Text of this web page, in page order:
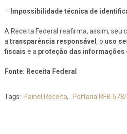
– Impossibilidade técnica de
A Receita Federal reafirma, assim, seu
a transparência responsável , o uso
fiscais e a proteção das informações
Fonte: Receita Federal
Tags: Painel Receita, Portaria RFB